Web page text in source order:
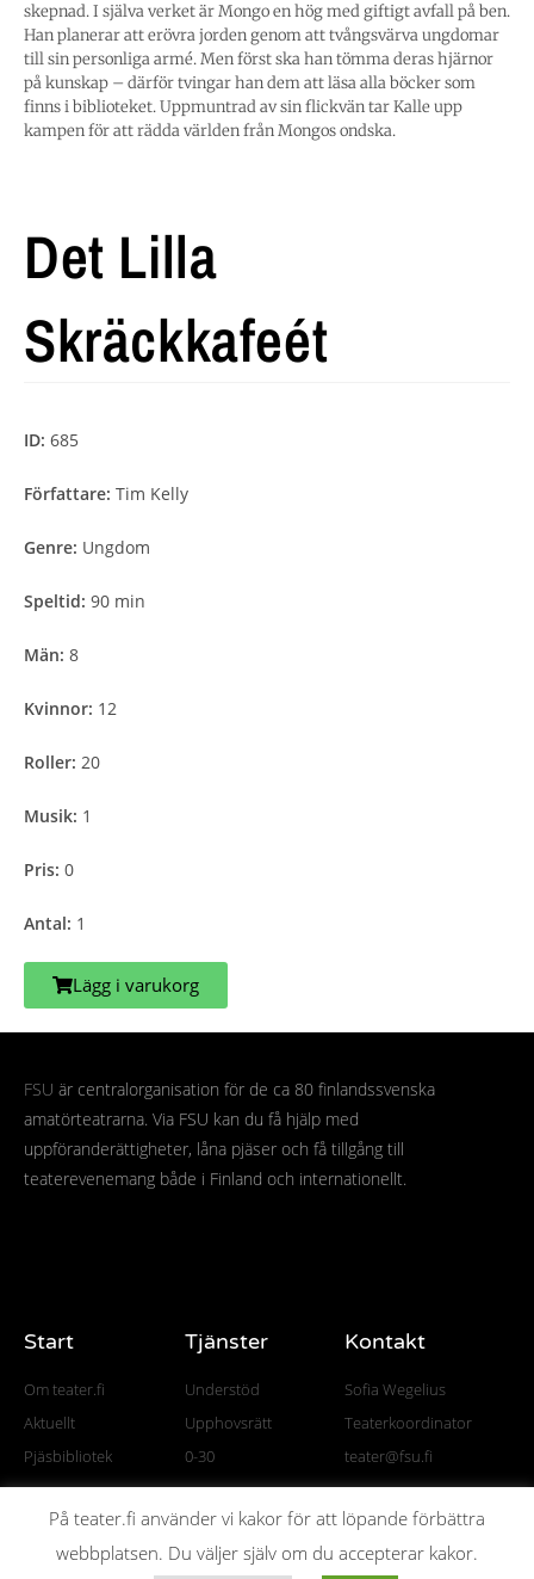
skepnad. I själva verket är Mongo en hög med giftigt avfall på ben.
Han planerar att erövra jorden genom att tvångsvärva ungdomar
till sin personliga armé. Men först ska han tömma deras hjärnor
på kunskap – därför tvingar han dem att läsa alla böcker som
finns i biblioteket. Uppmuntrad av sin flickvän tar Kalle upp
kampen för att rädda världen från Mongos ondska.
Det Lilla
Skräckkafeét
ID: 685
Författare: Tim Kelly
Genre: Ungdom
Speltid: 90 min
Män: 8
Kvinnor: 12
Roller: 20
Musik: 1
Pris: 0
Antal: 1
Lägg i varukorg
FSU är centralorganisation för de ca 80 finlandssvenska
amatörteatrarna. Via FSU kan du få hjälp med
uppföranderättigheter, låna pjäser och få tillgång till
teaterevenemang både i Finland och internationellt.
Start
Om teater.fi
Aktuellt
Pjäsbibliotek
Tjänster
Understöd
Upphovsrätt
0-30
Kontakt
Sofia Wegelius
Teaterkoordinator
teater@fsu.fi
© All rights reserved
På teater.fi använder vi kakor för att löpande förbättra
webbplatsen. Du väljer själv om du accepterar kakor.